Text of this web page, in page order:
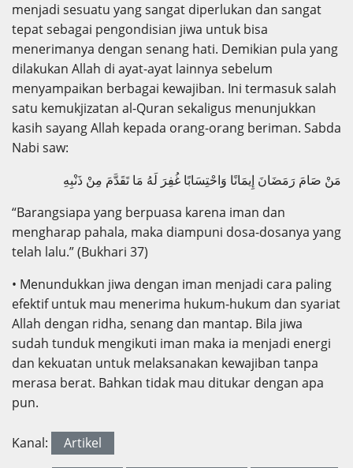
menjadi sesuatu yang sangat diperlukan dan sangat
tepat sebagai pengondisian jiwa untuk bisa
menerimanya dengan senang hati. Demikian pula yang
dilakukan Allah di ayat-ayat lainnya sebelum
menyampaikan berbagai kewajiban. Ini termasuk salah
satu kemukjizatan al-Quran sekaligus menunjukkan
kasih sayang Allah kepada orang-orang beriman. Sabda
Nabi saw:
مَنْ صَامَ رَمَضَانَ إِيمَانًا وَاحْتِسَابًا غُفِرَ لَهُ مَا تَقَدَّمَ مِنْ ذَنْبِهِ
“Barangsiapa yang berpuasa karena iman dan
mengharap pahala, maka diampuni dosa-dosanya yang
telah lalu.” (Bukhari 37)
• Menundukkan jiwa dengan iman menjadi cara paling
efektif untuk mau menerima hukum-hukum dan syariat
Allah dengan ridha, senang dan mantap. Bila jiwa
sudah tunduk mengikuti iman maka ia menjadi energi
dan kekuatan untuk melaksanakan kewajiban tanpa
merasa berat. Bahkan tidak mau ditukar dengan apa
pun.
Kanal: Artikel